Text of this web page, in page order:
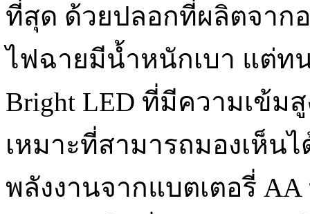
ที่สุด ด้วยปลอกที่ผลิตจาก
ไฟฉายมีน้ำหนักเบา แต่ท
Bright LED ที่มีความเข้ม
เหมาะที่สามารถมองเห็น
พลังงานจากแบตเตอรี่